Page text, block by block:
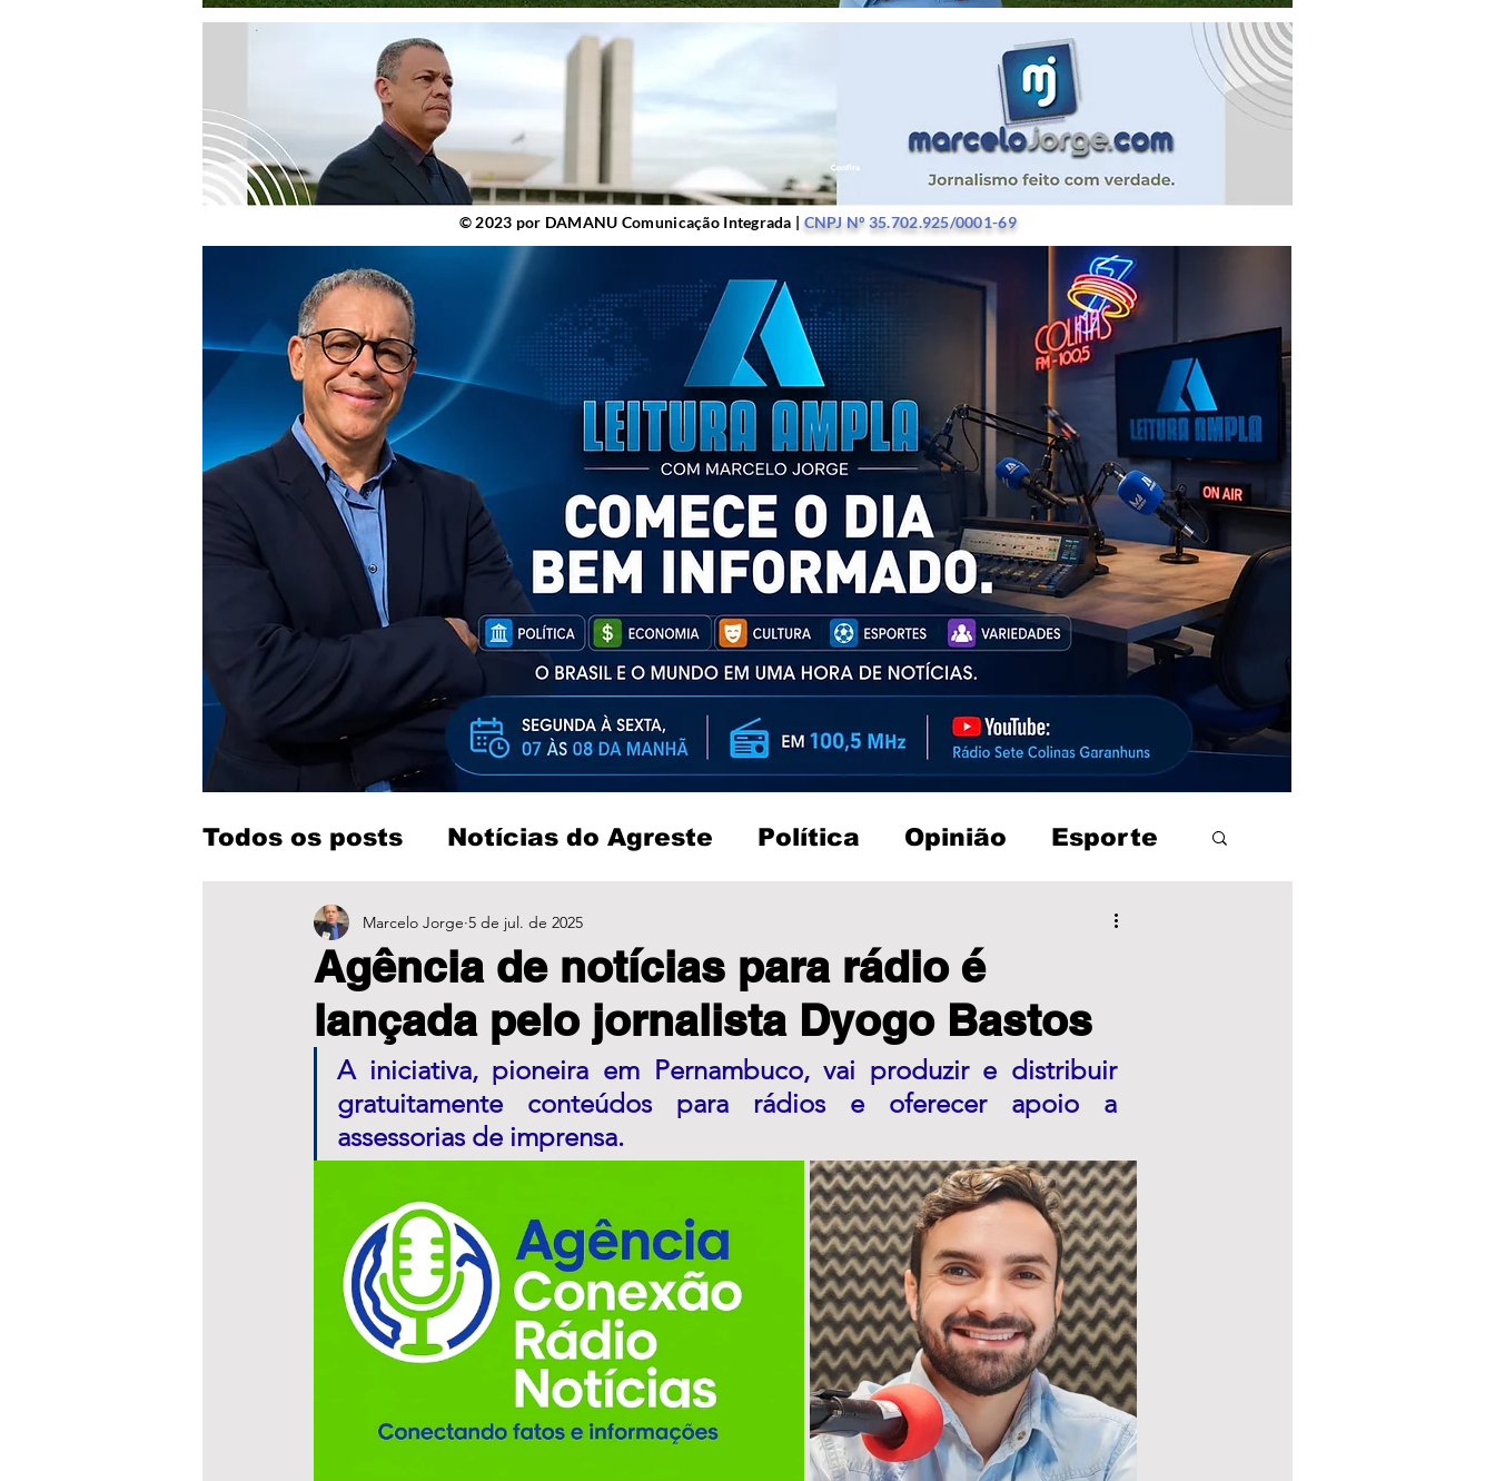
© 2023 por DAMANU Comunicação Integrada | CNPJ Nº 35.702.925/0001-69
© 2023 por DAMANU Comunicação Integrada | CNPJ Nº 35.702.925/0001-69
Todos os posts Notícias do Agreste Política Opinião Esporte
Entretenimento
Agência de notícias para rádio é
lançada pelo jornalista Dyogo Bastos
Marcelo Jorge 5 de jul. de 2025
A iniciativa, pioneira em Pernambuco, vai produzir e distribuir
gratuitamente conteúdos para rádios e oferecer apoio a
assessorias de imprensa.